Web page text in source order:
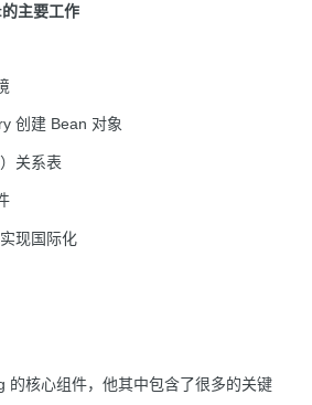
主要工作
创建 Bean 对象
关系表
现国际化
的核心组件，他其中包含了很多的关键